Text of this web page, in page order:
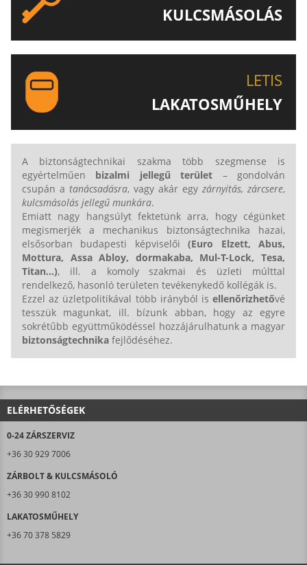
KULCSMÁSOLÁS
LETIS
LAKATOSMŰHELY
A biztonságtechnikai szakma több szegmense is
egyértelműen bizalmi jellegű terület – gondolván
csupán a tanácsadásra, vagy akár egy zárnyitás, zárcsere,
kulcsmásolás jellegű munkára.
Emiatt nagy hangsúlyt fektetünk arra, hogy cégünket
megismerjék a mechanikus biztonságtechnika hazai,
elsősorban budapesti képviselői(Euro Elzett,Abus,
Mottura, Assa Abloy, dormakaba, Mul-T-Lock, Tesa,
Titan...), ill. a komoly szakmai és üzleti múlttal
rendelkező, hasonló területen tevékenykedő kollégák is.
Ezzel az üzletpolitikával több irányból is ellenőrizhetővé
tesszük magunkat, ill. bízunk abban, hogy az egyre
sokrétűbb együttműködéssel hozzájárulhatunk a magyar
biztonságtechnika fejlődéséhez.
ELÉRHETŐSÉGEK
0-24 ZÁRSZERVIZ
+36 30 929 7006
ZÁRBOLT & KULCSMÁSOLÓ
+36 30 990 8102
LAKATOSMŰHELY
+36 70 378 5829